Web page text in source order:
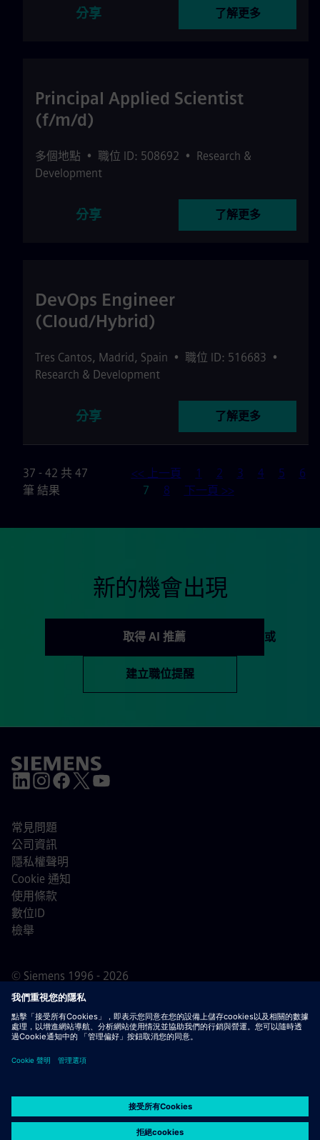
分享 了解更多
Principal Applied Scientist
(f/m/d)
多個地點 • 職位 ID: 508692 • Research &
Development
分享 了解更多
DevOps Engineer
(Cloud/Hybrid)
Tres Cantos, Madrid, Spain • 職位 ID: 516683 •
Research & Development
分享 了解更多
37 - 42 共 47
筆 結果
<< 上一頁 1 2 3 4 5
6
頁
7 8 下一頁 >>
新的機會出現
取得 AI 推薦 或
建立職位提醒
© Siemens 1996 - 2026
常見問題
公司資訊
隱私權聲明
Cookie 通知
使用條款
數位ID
檢舉
重要通知敬告所有求職者，西門子在申請過程的任何階段
會要求提供銀行帳戶資料或個人財務資訊作為錄用保證。同
件，除非您確信該聯絡來自我們正在進行的正式招聘流程中
的專業人員。